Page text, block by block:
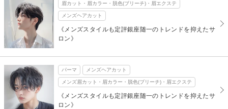
眉カット・眉カラー・脱色(ブリーチ)・眉エクステ
メンズヘアカット
《メンズスタイルも定評銀座随一のトレンドを抑えたサ
ロン》
パーマ メンズヘアカット
メンズ眉カット・眉カラー・脱色(ブリーチ)・眉エクステ
《メンズスタイルも定評銀座随一のトレンドを抑えたサ
ロン》